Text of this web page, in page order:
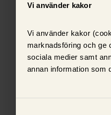
Vi använder kakor
Vi använder kakor
marknadsföring och ge
sociala medier samt
annan information som